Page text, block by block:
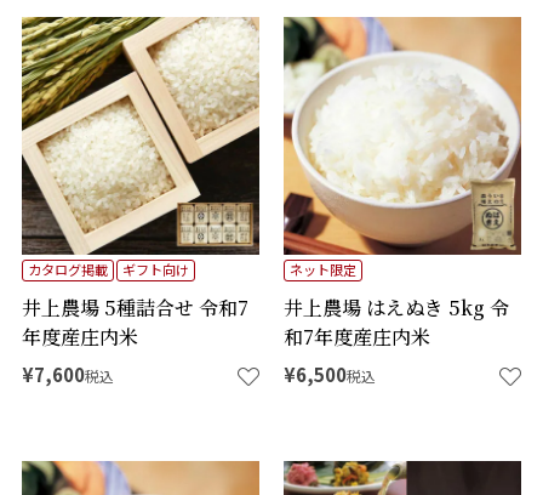
井上農場 5種詰合せ 令和7
年度産庄内米
カタログ掲載 ギフト向け
¥7,600税込
井上農場 はえぬき 5kg 令
和7年度産庄内米
ネット限定
¥6,500税込